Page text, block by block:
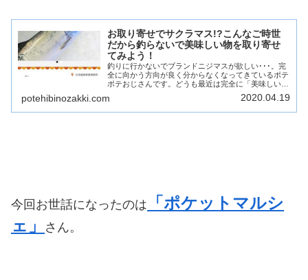
お取り寄せでサクラマス!?こんなご時世
だから釣らないで美味しい物を取り寄せ
てみよう！
釣りに行かないでブランドニジマスが欲しい･･･。完
全に向かう方向が良く分からなくなってきているポテ
ポテおじさんです。どうも最近は完全に「美味しいブ
ランドニジマスが欲しい」方向にシフトしてきていま
す。なので私の中で釣り場に向かう基準は「食べて...
potehibinozakki.com 2020.04.19
今回お世話になったのは
「ポケットマルシ
ェ」
さん。